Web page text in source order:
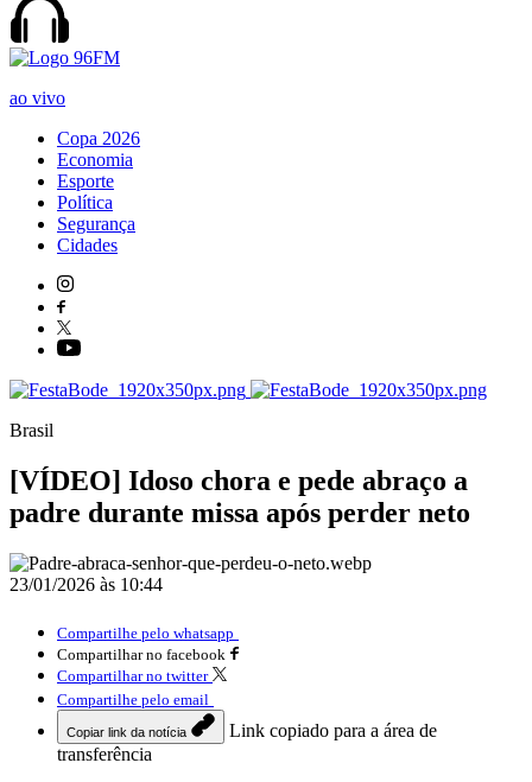
ao vivo
Copa 2026
Economia
Esporte
Política
Segurança
Cidades
Brasil
[VÍDEO] Idoso chora e pede abraço a
padre durante missa após perder neto
23/01/2026 às 10:44
Compartilhe pelo whatsapp
Compartilhar no facebook
Compartilhar no twitter
Compartilhe pelo email
Copiar link da notícia
Link copiado para a área de
transferência